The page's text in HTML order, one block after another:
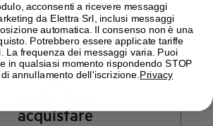
acquistare
acconsenti a ricevere messaggi
da Elettra Srl, inclusi messaggi
automatica. Il consenso non è una
Potrebbero essere applicate tariffe
La frequenza dei messaggi varia. Puoi
in qualsiasi momento rispondendo STOP
annullamento dell'iscrizione. Privacy